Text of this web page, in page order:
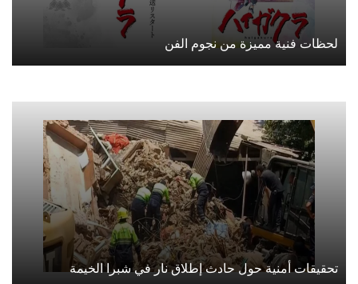
لحظات فنية مميزة من نجوم الفن
تحقيقات أمنية حول حادث إطلاق نار في شبرا الخيمة